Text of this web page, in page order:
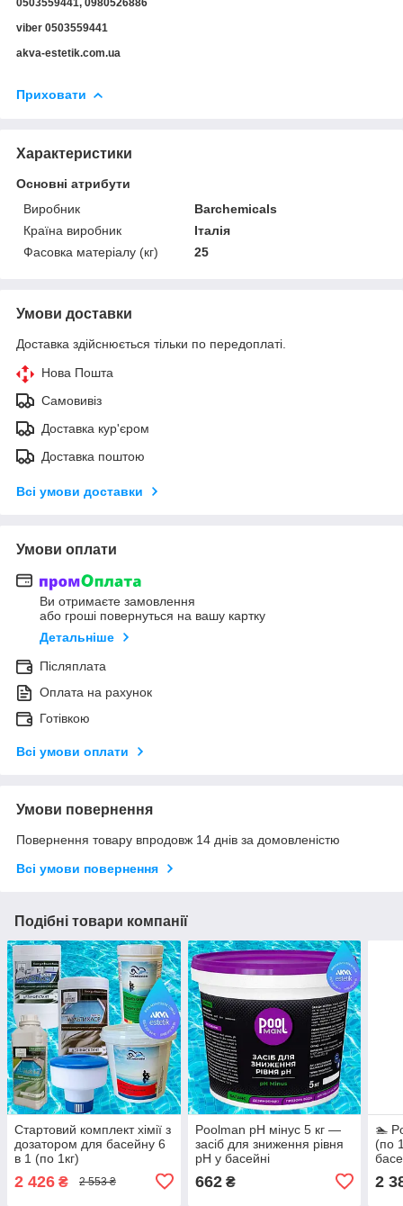
viber 0503559441
akva-estetik.com.ua
Приховати
Характеристики
Основні атрибути
Виробник
Barchemicals
Країна виробник
Італія
Фасовка матеріалу (кг)
25
Умови доставки
Доставка здійснюється тільки по передоплаті.
Нова Пошта
Самовивіз
Доставка кур'єром
Доставка поштою
Всі умови доставки
Умови оплати
Ви отримаєте замовлення
або гроші повернуться на вашу картку
Детальніше
Післяплата
Оплата на рахунок
Готівкою
Всі умови оплати
Умови повернення
Повернення товару впродовж 14 днів за домовленістю
Всі умови повернення
Подібні товари компанії
Стартовий комплект хімії з
дозатором для басейну 6
в 1 (по 1кг)
2 426 ₴ 2 553 ₴
Poolman pH мінус 5 кг —
засіб для зниження рівня
pH у басейні
662₴
🏊
(по
2